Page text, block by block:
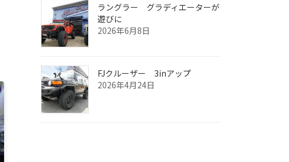
ラングラー グラディエーターが
遊びに
2026年6月8日
FJクルーザー 3inアップ
2026年4月24日